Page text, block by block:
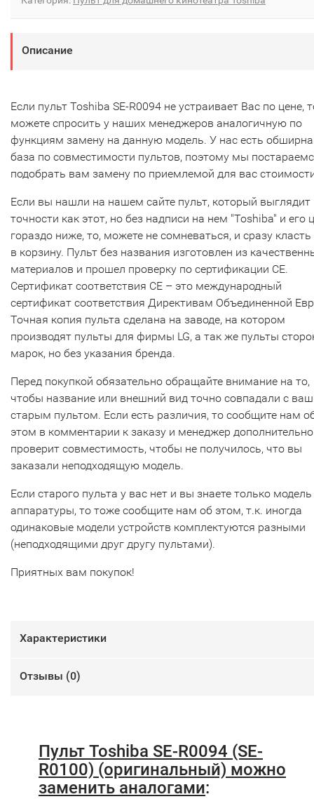
Описание
Если пульт Toshiba SE-R0094 не устраивает Вас по цене,
можете спросить у наших менеджеров аналогичную по
функциям замену на данную модель. У нас есть
база по совместимости пультов, поэтому мы
подобрать вам замену по приемлемой для вас
Если вы нашли на нашем сайте пульт, который выглядит
точности как этот, но без надписи на нем "Toshiba" и его
гораздо ниже, то, можете не сомневаться, и сразу класть
в корзину. Пульт без названия изготовлен из
материалов и прошел проверку по сертификации CE.
Сертификат соответствия СЕ – это международный
сертификат соответствия Директивам Объединенной
Точная копия пульта сделана на заводе, на котором
производят пульты для фирмы LG, а так же пульты
марок, но без указания бренда.
Перед покупкой обязательно обращайте внимание на то,
чтобы название или внешний вид точно совпадали с
старым пультом. Если есть различия, то сообщите нам
этом в комментарии к заказу и менеджер дополнительно
проверит совместимость, чтобы не получилось, что вы
заказали неподходящую модель.
Если старого пульта у вас нет и вы знаете только модель
аппаратуры, то тоже сообщите нам об этом, т.к. иногда
одинаковые модели устройств комплектуются разными
(неподходящими друг другу пультами).
Приятных вам покупок!
Характеристики
Отзывы (0)
Пульт Toshiba SE-R0094 (SE-
R0100) (оригинальный) можно
заменить аналогами: